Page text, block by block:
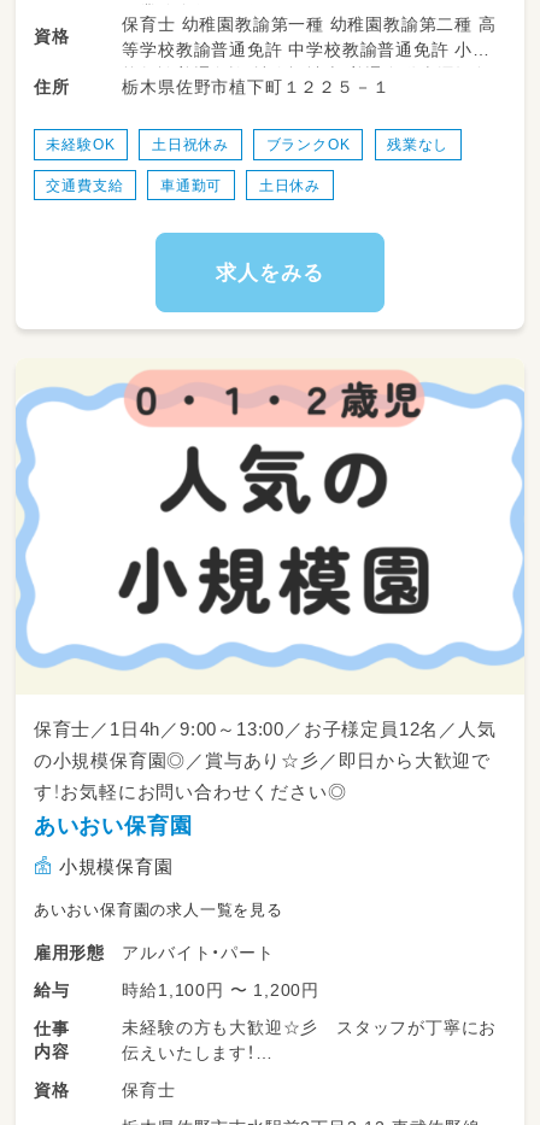
り業務全般をお任せします。
・施設内やレクリエーション時の安全な見守り
・発達サポートや声かけ
・活動準備のお手伝い
・学校やご自宅への送迎サポート
（ワンボックス、普通車、軽自動車等のAT車を使
大きい車の運転が苦手な方も、まずはご相談
ください♪AT限定で問題ありません！）
正社員としての採用となりますので、子どもた
深く見守ることができ、やりがいのあるお仕事
です。
◎周囲のスタッフと協力しながら、少しずつお
仕事に慣れていってください。
【資格必須】保育士／幼稚園教諭／教員免許／社
会福祉士／児童指導員（経験が2年以上ある方）
資格
保育士 幼稚園教諭第一種 幼稚園教諭第二種 高
等学校教諭普通免許 中学校教諭普通免許 小学
校教諭普通免許 社会福祉士 普通自動車運転免
許
住所 栃木県佐野市植下町１２２５－１
未経験OK 土日祝休み ブランクOK 残業なし
交通費支給 車通勤可 土日休み
求人をみる
保育士／1日4h／9:00～13:00／お子様定員12名／人気
の小規模保育園◎／賞与あり☆彡／即日から大歓迎で
す！お気軽にお問い合わせください◎
あいおい保育園
小規模保育園
あいおい保育園の求人一覧を見る
雇用形態
アルバイト・パート
給与
時給1,100円 〜 1,200円
仕事
内容
未経験の方も大歓迎☆彡 スタッフが丁寧にお
伝えいたします！
▼お仕事内容はこちら
資格
保育士